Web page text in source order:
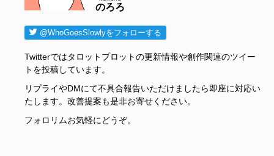
のろろ
@WhoGoesSlowlyをフォローする
Twitterではタロットプロットの更新情報や創作関連のツイー
トを投稿しています。
リプライやDMにて不具合報告いただけましたら即座に対応い
たします。改善提案も是非お寄せください。
フォロリムお気軽にどうぞ。